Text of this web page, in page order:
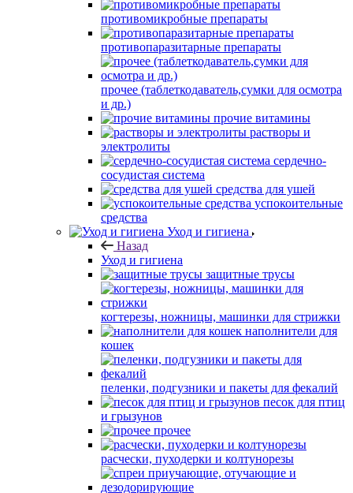
противомикробные препараты
противопаразитарные препараты
прочее (таблеткодаватель,сумки для осмотра
и др.)
прочие витамины
растворы и
электролиты
сердечно-
сосудистая система
средства для ушей
успокоительные
средства
Уход и гигиена
Назад
Уход и гигиена
защитные трусы
когтерезы, ножницы, машинки для стрижки
наполнители для
кошек
пеленки, подгузники и пакеты для фекалий
песок для птиц
и грызунов
прочее
расчески, пуходерки и колтунорезы